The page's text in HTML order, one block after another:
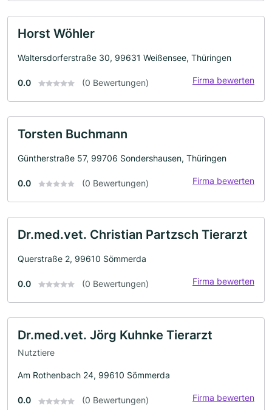
Horst Wöhler
Waltersdorferstraße 30, 99631 Weißensee, Thüringen
0.0 (0 Bewertungen) Firma bewerten
Torsten Buchmann
Güntherstraße 57, 99706 Sondershausen, Thüringen
0.0 (0 Bewertungen) Firma bewerten
Dr.med.vet. Christian Partzsch Tierarzt
Querstraße 2, 99610 Sömmerda
0.0 (0 Bewertungen) Firma bewerten
Dr.med.vet. Jörg Kuhnke Tierarzt
Nutztiere
Am Rothenbach 24, 99610 Sömmerda
0.0 (0 Bewertungen) Firma bewerten